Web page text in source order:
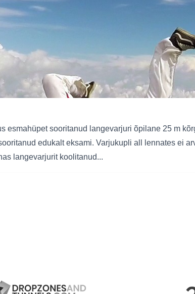
sooritanud langevarjuri õpilane 25 m
edukalt eksami. Varjukupli all lennates ei
langevarjurit koolitanud...